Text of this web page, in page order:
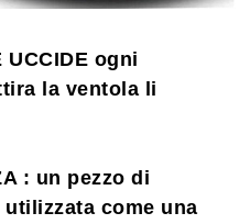
UCCIDE ogni
la ventola li
: un pezzo di
come una